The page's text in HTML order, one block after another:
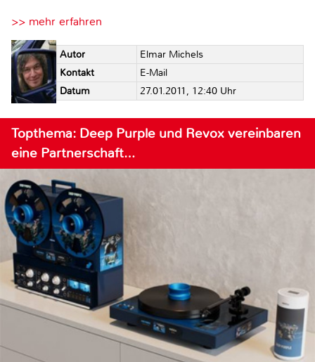
>> mehr erfahren
Autor
Elmar Michels
Kontakt
E-Mail
Datum
27.01.2011, 12:40 Uhr
Topthema: Deep Purple und Revox vereinbaren
eine Partnerschaft…